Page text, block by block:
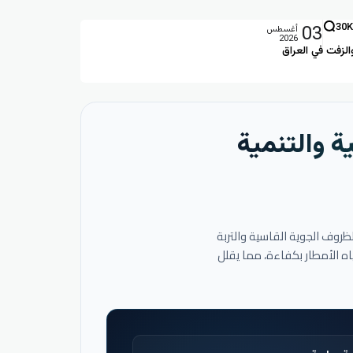
في العراق
30K
03 أغسطس
2026
والتنمية
الجوية القاسية والتربة
الأمطار بكفاءة، مما يقلل